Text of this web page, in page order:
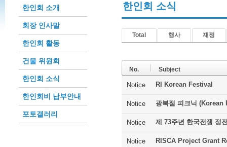
한인회 소개
회장 인사말
한인회 활동
건물 위원회
한인회 소식
한인회비 납부안내
포토갤러리
한인회 소식
Total 행사 재정
No. Subject
Notice RI Korean Festival
Notice 광복절 피크닉
Notice 제 73주년 한국전쟁 정
Notice RISCA Project Grant